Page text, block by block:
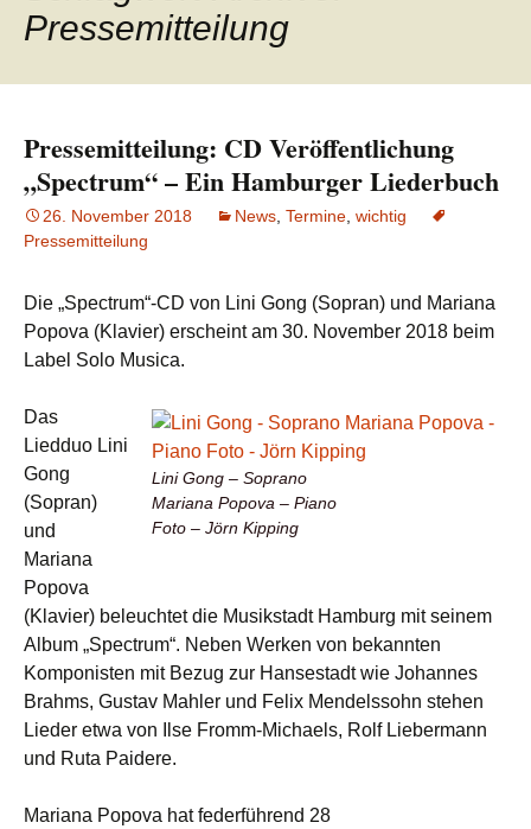
Pressemitteilung
Pressemitteilung: CD Veröffentlichung
„Spectrum“ – Ein Hamburger Liederbuch
26. November 2018 News Termine wichtig
Pressemitteilung
Die „Spectrum“-CD von Lini Gong (Sopran) und Mariana
Popova (Klavier) erscheint am 30. November 2018 beim
Label Solo Musica.
Lini Gong – Soprano
Mariana Popova – Piano
Foto – Jörn Kipping
Das
Liedduo Lini
Gong
(Sopran)
und
Mariana
Popova
(Klavier) beleuchtet die Musikstadt Hamburg mit seinem
Album „Spectrum“. Neben Werken von bekannten
Komponisten mit Bezug zur Hansestadt wie Johannes
Brahms, Gustav Mahler und Felix Mendelssohn stehen
Lieder etwa von Ilse Fromm-Michaels, Rolf Liebermann
und Ruta Paidere.
Mariana Popova hat federführend 28